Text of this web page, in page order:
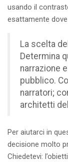
usando il
esattamente
La scelta
Determina
narrazione
pubblico.
narratori;
architetti
Per aiutarci in
decisione molto
Chiedetevi: